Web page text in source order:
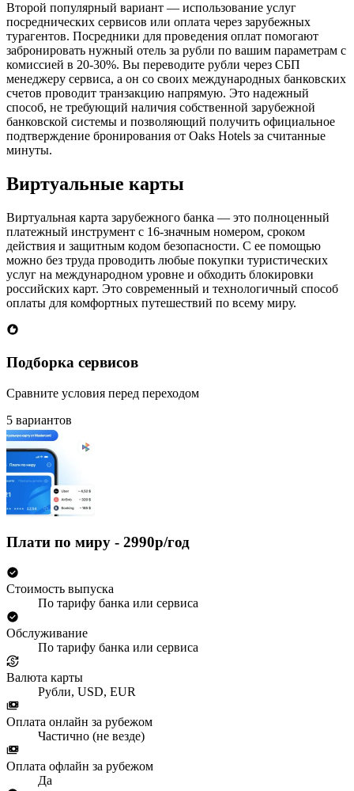
Второй популярный вариант — использование услуг
посреднических сервисов или оплата через зарубежных
турагентов. Посредники для проведения оплат помогают
забронировать нужный отель за рубли по вашим параметрам с
комиссией в 20-30%. Вы переводите рубли через СБП
менеджеру сервиса, а он со своих международных банковских
счетов проводит транзакцию напрямую. Это надежный
способ, не требующий наличия собственной зарубежной
банковской системы и позволяющий получить официальное
подтверждение бронирования от Oaks Hotels за считанные
минуты.
Виртуальные карты
Виртуальная карта зарубежного банка — это полноценный
платежный инструмент с 16-значным номером, сроком
действия и защитным кодом безопасности. С ее помощью
можно без труда проводить любые покупки туристических
услуг на международном уровне и обходить блокировки
российских карт. Это современный и технологичный способ
оплаты для комфортных путешествий по всему миру.
Подборка сервисов
Сравните условия перед переходом
5 вариантов
Плати по миру - 2990р/год
Стоимость выпуска
По тарифу банка или сервиса
Обслуживание
По тарифу банка или сервиса
Валюта карты
Рубли, USD, EUR
Оплата онлайн за рубежом
Частично (не везде)
Оплата офлайн за рубежом
Да